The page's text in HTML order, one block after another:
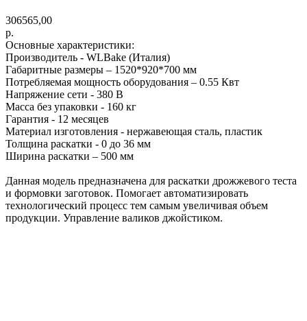
306565,00
р.
Основные характеристики:
Производитель - WLBake (Италия)
Габаритные размеры – 1520*920*700 мм
Потребляемая мощность оборудования – 0.55 Квт
Напряжение сети - 380 В
Масса без упаковки - 160 кг
Гарантия - 12 месяцев
Материал изготовления - нержавеющая сталь, пластик
Толщина раскатки - 0 до 36 мм
Ширина раскатки – 500 мм
Данная модель предназначена для раскатки дрожжевого теста
и формовки заготовок. Помогает автоматизировать
технологический процесс тем самым увеличивая объем
продукции. Управление валиков джойстиком.